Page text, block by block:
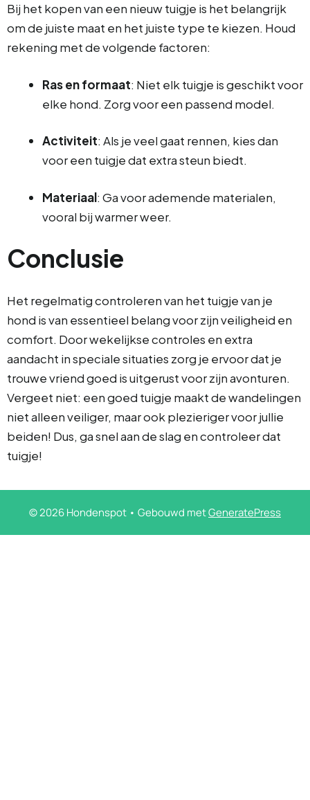
Bij het kopen van een nieuw tuigje is het belangrijk
om de juiste maat en het juiste type te kiezen. Houd
rekening met de volgende factoren:
Ras en formaat: Niet elk tuigje is geschikt voor
elke hond. Zorg voor een passend model.
Activiteit: Als je veel gaat rennen, kies dan
voor een tuigje dat extra steun biedt.
Materiaal: Ga voor ademende materialen,
vooral bij warmer weer.
Conclusie
Het regelmatig controleren van het tuigje van je
hond is van essentieel belang voor zijn veiligheid en
comfort. Door wekelijkse controles en extra
aandacht in speciale situaties zorg je ervoor dat je
trouwe vriend goed is uitgerust voor zijn avonturen.
Vergeet niet: een goed tuigje maakt de wandelingen
niet alleen veiliger, maar ook plezieriger voor jullie
beiden! Dus, ga snel aan de slag en controleer dat
tuigje!
© 2026 Hondenspot • Gebouwd metGeneratePress